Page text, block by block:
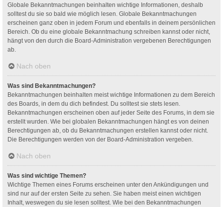
Globale Bekanntmachungen beinhalten wichtige Informationen, deshalb
solltest du sie so bald wie möglich lesen. Globale Bekanntmachungen
erscheinen ganz oben in jedem Forum und ebenfalls in deinem persönlichen
Bereich. Ob du eine globale Bekanntmachung schreiben kannst oder nicht,
hängt von den durch die Board-Administration vergebenen Berechtigungen
ab.
Nach oben
Was sind Bekanntmachungen?
Bekanntmachungen beinhalten meist wichtige Informationen zu dem Bereich
des Boards, in dem du dich befindest. Du solltest sie stets lesen.
Bekanntmachungen erscheinen oben auf jeder Seite des Forums, in dem sie
erstellt wurden. Wie bei globalen Bekanntmachungen hängt es von deinen
Berechtigungen ab, ob du Bekanntmachungen erstellen kannst oder nicht.
Die Berechtigungen werden von der Board-Administration vergeben.
Nach oben
Was sind wichtige Themen?
Wichtige Themen eines Forums erscheinen unter den Ankündigungen und
sind nur auf der ersten Seite zu sehen. Sie haben meist einen wichtigen
Inhalt, weswegen du sie lesen solltest. Wie bei den Bekanntmachungen